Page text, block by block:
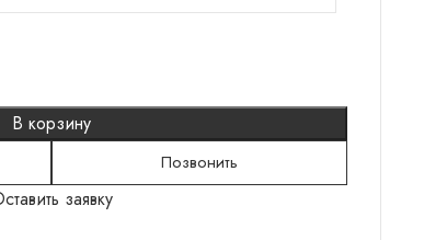
Серебряные браслеты
Колье
Шнурки
В корзину
Позвонить
заявку